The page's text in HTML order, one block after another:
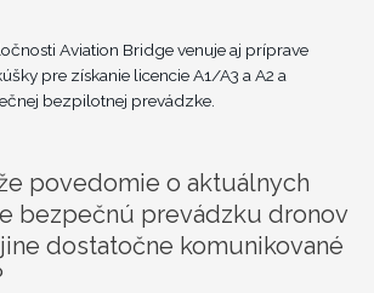
Aviation Bridge venuje aj príprave
pre získanie licencie A1/A3 a A2 a
bezpilotnej prevádzke.
povedomie o aktuálnych
bezpečnú prevádzku dronov
dostatočne komunikované